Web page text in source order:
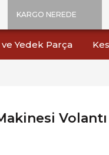
KARGO NEREDE
Yedek Parça
Volantı